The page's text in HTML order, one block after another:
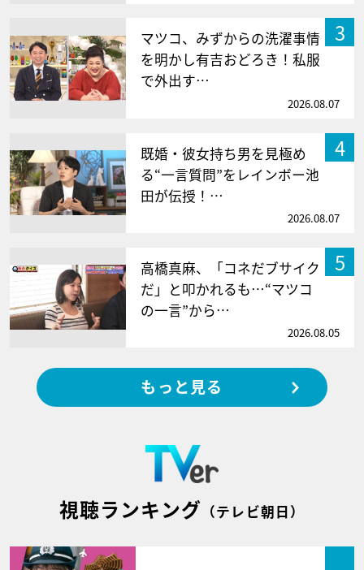
3
マツコ、みずからの洗濯事情
を明かし有吉おどろき！私服
で外出す…
2026.08.07
4
既婚・彼女持ち男を見極め
る“一言質問”をレインボー池
田が伝授！…
2026.08.07
5
高橋真麻、「コネだブサイク
だ」と叩かれるも…“マツコ
の一言”から…
2026.08.05
もっと見る
視聴ランキング （テレビ朝日）